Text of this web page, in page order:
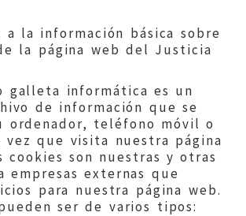
a la información básica sobre
la página web del Justicia
galleta informática es un
de información que se
ordenador, teléfono móvil o
vez que visita nuestra página
cookies son nuestras y otras
empresas externas que
para nuestra página web.
ser de varios tipos:
INFORME